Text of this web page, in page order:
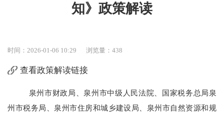
知》政策解读
时间：2026-01-06 10:29 浏览量：438
查看政策解读链接
泉州市财政局、泉州市中级人民法院、国家税务总局泉
州市税务局、泉州市住房和城乡建设局、泉州市自然资源和规